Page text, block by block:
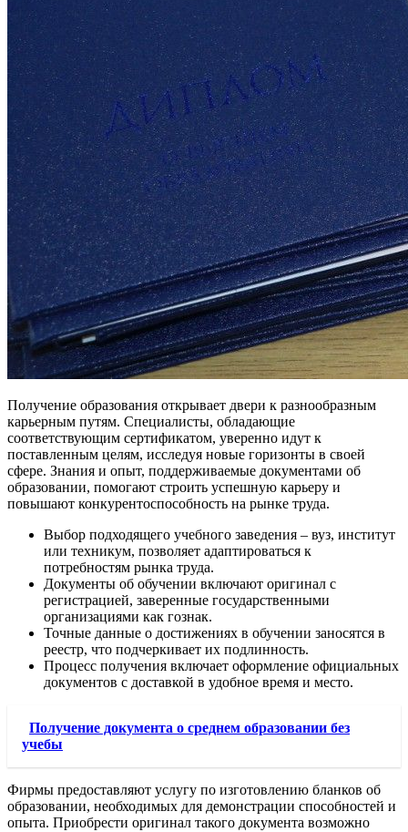
Получение образования открывает двери к разнообразным
карьерным путям. Специалисты, обладающие
соответствующим сертификатом, уверенно идут к
поставленным целям, исследуя новые горизонты в своей
сфере. Знания и опыт, поддерживаемые документами об
образовании, помогают строить успешную карьеру и
повышают конкурентоспособность на рынке труда.
Выбор подходящего учебного заведения – вуз, институт
или техникум, позволяет адаптироваться к
потребностям рынка труда.
Документы об обучении включают оригинал с
регистрацией, заверенные государственными
организациями как гознак.
Точные данные о достижениях в обучении заносятся в
реестр, что подчеркивает их подлинность.
Процесс получения включает оформление официальных
документов с доставкой в удобное время и место.
Получение документа о среднем образовании без
учебы
Фирмы предоставляют услугу по изготовлению бланков об
образовании, необходимых для демонстрации способностей и
опыта. Приобрести оригинал такого документа возможно